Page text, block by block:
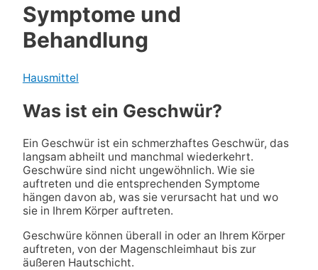
Symptome und
Behandlung
Hausmittel
Was ist ein Geschwür?
Ein Geschwür ist ein schmerzhaftes Geschwür, das
langsam abheilt und manchmal wiederkehrt.
Geschwüre sind nicht ungewöhnlich. Wie sie
auftreten und die entsprechenden Symptome
hängen davon ab, was sie verursacht hat und wo
sie in Ihrem Körper auftreten.
Geschwüre können überall in oder an Ihrem Körper
auftreten, von der Magenschleimhaut bis zur
äußeren Hautschicht.